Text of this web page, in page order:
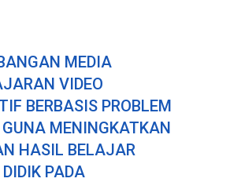
MEDIA
VIDEO
BERBASIS PROBLEM
MENINGKATKAN
HASIL BELAJAR
PADA